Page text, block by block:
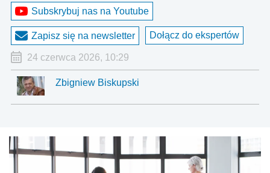
Subskrybuj nas na Youtube
Zapisz się na newsletter Dołącz do ekspertów
24 czerwca 2026, 10:29
Zbigniew Biskupski